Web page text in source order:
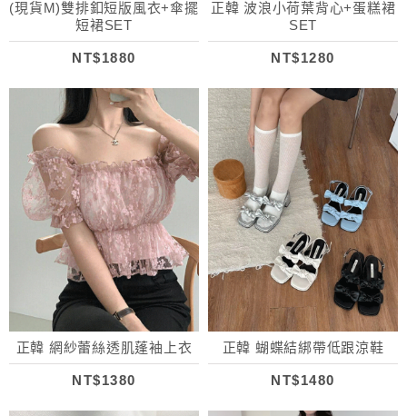
(現貨M)雙排釦短版風衣+傘擺
短裙SET
NT$1880
正韓 波浪小荷葉背心+蛋糕裙
SET
NT$1280
正韓 網紗蕾絲透肌蓬袖上衣
NT$1380
正韓 蝴蝶結綁帶低跟涼鞋
NT$1480